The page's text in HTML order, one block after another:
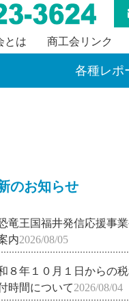
とは 商工会リンク
各種レポ
のお知らせ
恐竜王国福井発信応援事
内2026/08/05
８年１０月１日からの
時間について2026/08/04